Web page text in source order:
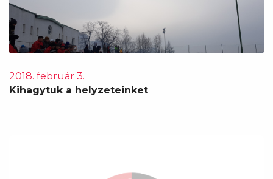
2018. február 3.
Kihagytuk a helyzeteinket